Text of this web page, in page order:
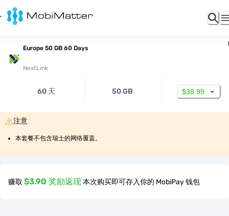
Europe 50 GB 60 Days
NextLink
60 天 50 GB $38.99
注意
本套餐不包含瑞士的网络覆盖。
赚取 $3.90 奖励返现本次购买即可存入你的 MobiPay 钱包